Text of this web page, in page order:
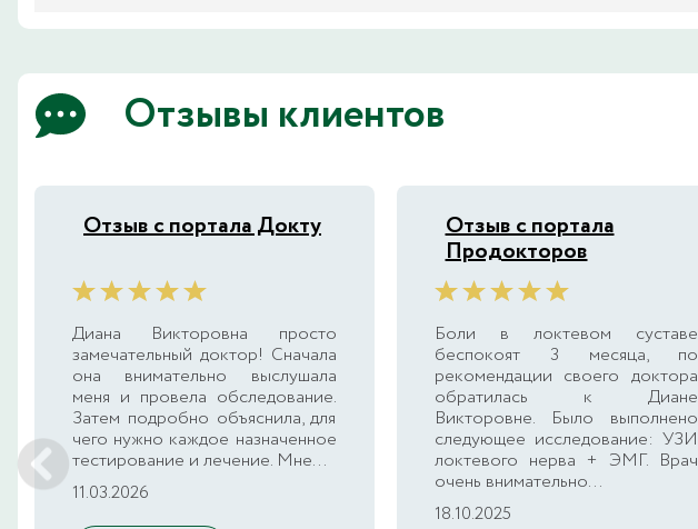
Отзывы клиентов
Отзыв с портала Докту
Диана Викторовна просто
замечательный доктор! Сначала
она внимательно выслушала
меня и провела обследование.
Затем подробно объяснила, для
чего нужно каждое назначенное
тестирование и лечение. Мне...
11.03.2026
Отзыв с портала
Продокторов
Боли в локтевом суставе
беспокоят 3 месяца, по
рекомендации своего доктора
обратилась к Диане
Викторовне. Было выполнено
следующее исследование: УЗИ
локтевого нерва + ЭМГ. Врач
очень внимательно...
18.10.2025